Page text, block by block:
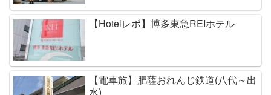
【Hotelレポ】博多東急REIホテル
【電車旅】肥薩おれんじ鉄道(八代～出
水)